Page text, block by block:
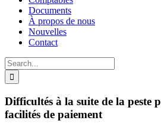
Documents
À propos de nous
Nouvelles
Contact
Search
for:
Difficultés à la suite de la peste
facilités de paiement